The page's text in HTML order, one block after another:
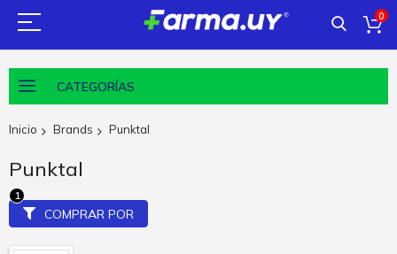
0
CATEGORÍAS
Inicio Brands Punktal
Punktal
COMPRAR POR